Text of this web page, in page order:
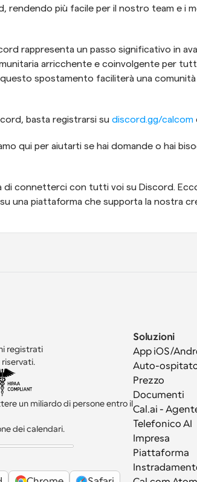
rendendo più facile per il nostro team e i
rappresenta un passo significativo in
arricchente e coinvolgente per
spostamento faciliterà una
basta registrarsi su discord.gg/calcom
qui per aiutarti se hai domande o hai
di connetterci con tutti voi su Discord.
una piattaforma che supporta la nostra
registrati
un miliardo di persone entro il
dei calendari.
Soluzioni
App iOS/
Auto-
Prezzo
Documenti
Cal.ai -
Telefonico AI
Impresa
Piattaforma